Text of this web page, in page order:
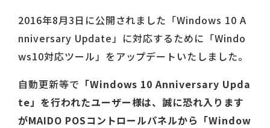
2016年8月3日に公開されました「Windows 10 A
nniversary Update」に対応するために「Windo
ws10対応ツール」をアップデートいたしました。
自動更新等で 「Windows 10 Anniversary Upda
te」を行われたユーザー様は、誠に恐れ入ります
がMAIDO POSコントロールパネルから「Window